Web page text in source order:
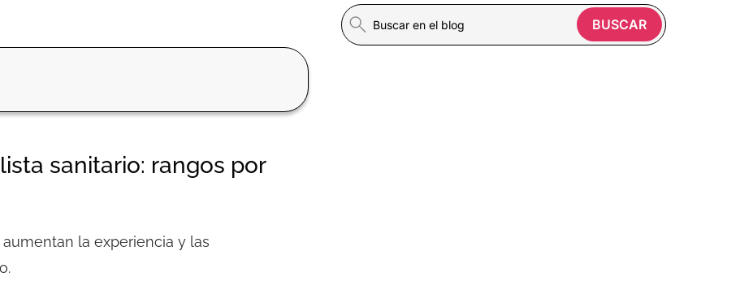
sanitario: rangos por
la experiencia y las
BUSCAR